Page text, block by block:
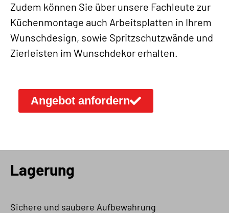
Zudem können Sie über unsere Fachleute zur
Küchenmontage auch Arbeitsplatten in Ihrem
Wunschdesign, sowie Spritzschutzwände und
Zierleisten im Wunschdekor erhalten.
Angebot anfordern
Lagerung
Sichere und saubere Aufbewahrung